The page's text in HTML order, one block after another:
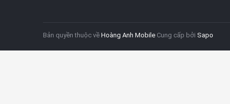
Bản quyền thuộc về Hoàng Anh Mobile Cung cấp bởi Sapo